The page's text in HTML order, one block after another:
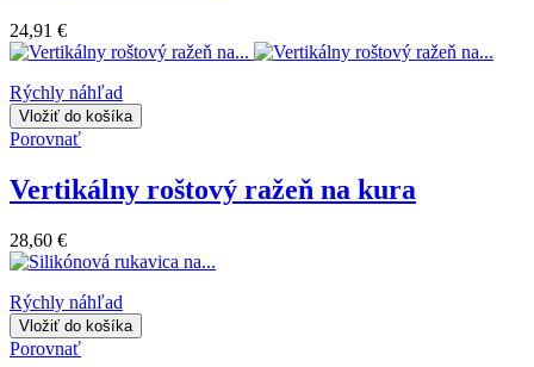
24,91 €
Rýchly náhľad
Vložiť do košíka
Porovnať
Vertikálny roštový ražeň na kura
28,60 €
Rýchly náhľad
Vložiť do košíka
Porovnať